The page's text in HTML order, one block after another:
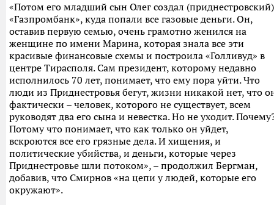
«Потом его младший сын Олег создал (приднестровский)
«Газпромбанк», куда попали все газовые деньги. Он,
оставив первую семью, очень грамотно женился на
женщине по имени Марина, которая знала все эти
красивые финансовые схемы и построила «Голливуд» в
центре Тирасполя. Сам президент, которому недавно
исполнилось 70 лет, понимает, что ему пора уйти. Что
люди из Приднестровья бегут, жизни никакой нет, что
фактически – человек, которого не существует, всем
руководят два его сына и невестка. Но не уходит.
Потому что понимает, что как только он уйдет,
вскроются все его грязные дела. И хищения, и
политические убийства, и деньги, которые через
Приднестровье шли потоком», – продолжил Бергман,
добавив, что Смирнов «на цепи у людей, которые его
окружают».